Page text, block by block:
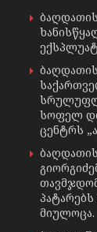
სოფელ
ცენტრს
მიულოცა.